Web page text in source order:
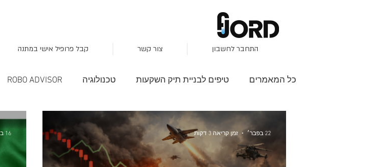
התחבר לחשבון צור קשר קבל פרופיל אישי במתנה
כל המאמרים טיפים לבניית תיק השקעות טכנולוגיה ROBO ADVISOR
השקעות בבורסה פיזור סיכונים השקעות חכמות סקטור הצרכנות
S&P500 שוק שורי מגמות בשוק עקום התשואה סקירות שוק
22 בפבר׳ זמן קריאה 3 דקות 16 ביוני 2025